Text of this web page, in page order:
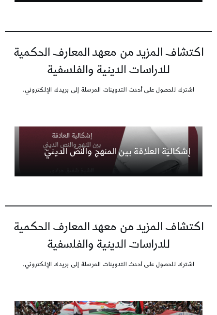
اكتشاف المزيد من معهد المعارف الحكمية
للدراسات الدينية والفلسفية
اشترك للحصول على أحدث التدوينات المرسلة إلى بريدك الإلكتروني.
إشكاليّة العلاقة بين المنهج والنصّ الدينيّ
اكتشاف المزيد من معهد المعارف الحكمية
للدراسات الدينية والفلسفية
اشترك للحصول على أحدث التدوينات المرسلة إلى بريدك الإلكتروني.